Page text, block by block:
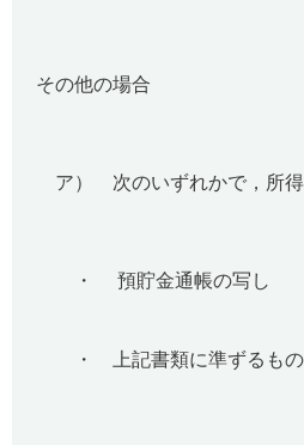
その他の場合
ア） 次のいずれかで，所得
・ 預貯金通帳の写し
・ 上記書類に準ずるも